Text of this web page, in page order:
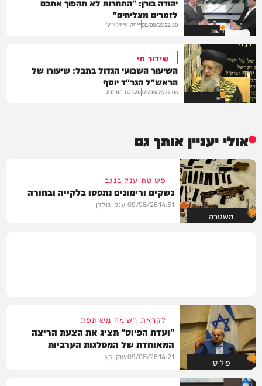
חדשות
לזמרים מצליחים"
22:30
08/08/26יצחק אייזיקוביץ'
וידאו
שידור חי
השיעור השבועי הגדול בתבל: שיעורו של
הראש"ל הגר"ד יוסף
22:06
08/08/26מערכת המחדש
אולי יעניין אותך גם
משטרה
פשיטת ענק בנגב
נשקים ורימונים נתפסו בלקייה ובחורה
14:51
09/08/26יענקי גולדן
פוליטי
לקראת רשימה משותפת
"ועדת הפיוס" תציג את הצעת הריצה
המאוחדת של המפלגות הערביות
14:21
09/08/26שוקי כץ